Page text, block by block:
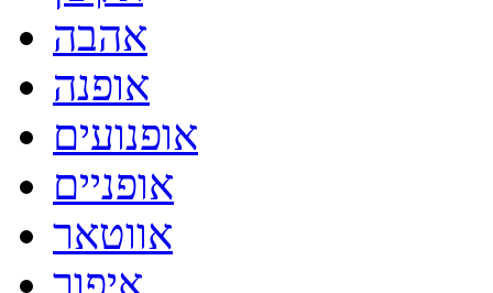
אהבה
אופנה
אופנועים
אופניים
אווטאר
איפור